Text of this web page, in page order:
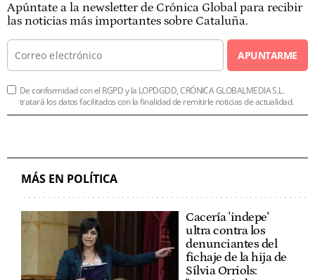
Apúntate a la newsletter de Crónica Global para recibir
las noticias más importantes sobre Cataluña.
APUNTARME
De conformidad con el RGPD y la LOPDGDD, CRÓNICA GLOBALMEDIA S.L.
tratará los datos facilitados con la finalidad de remitirle noticias de actualidad.
MÁS EN POLÍTICA
Cacería 'indepe'
ultra contra los
denunciantes del
fichaje de la hija de
Sílvia Orriols: